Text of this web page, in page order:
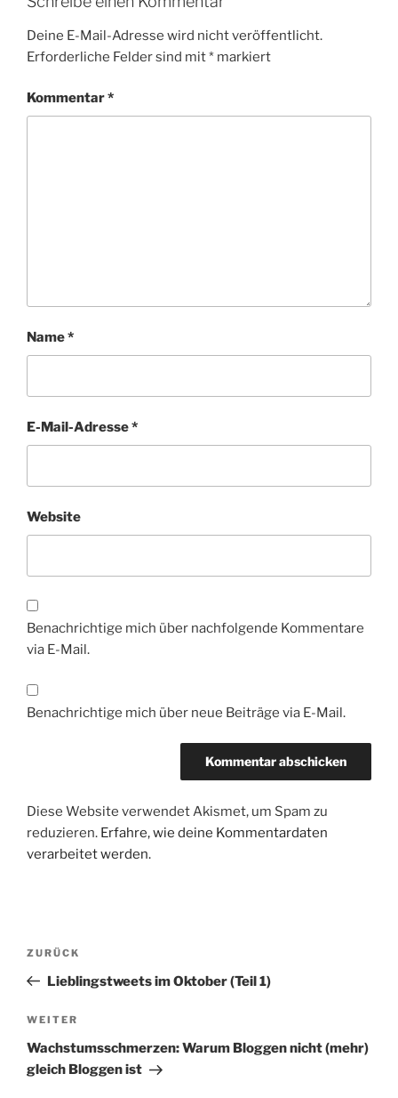
Deine E-Mail-Adresse wird nicht veröffentlicht.
Erforderliche Felder sind mit* markiert
Kommentar*
Name*
E-Mail-Adresse*
Website
Benachrichtige mich über nachfolgende Kommentare
via E-Mail.
Benachrichtige mich über neue Beiträge via E-Mail.
Diese Website verwendet Akismet, um Spam zu
reduzieren. Erfahre, wie deine Kommentardaten
verarbeitet werden.
Beitragsnavigation
Vorheriger
Beitrag
ZURÜCK
Lieblingstweets im Oktober (Teil 1)
Nächster
Beitrag
WEITER
Wachstumsschmerzen: Warum Bloggen nicht (mehr)
gleich Bloggen ist